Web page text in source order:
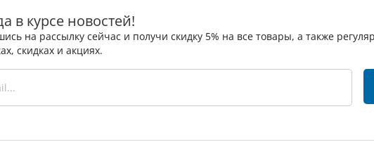
в курсе новостей!
на рассылку сейчас и получи скидку 5% на все товары, а также
скидках и акциях.